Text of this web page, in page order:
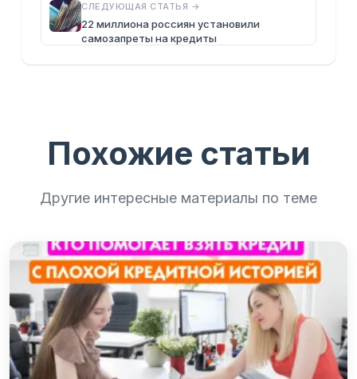
СЛЕДУЮЩАЯ СТАТЬЯ →
22 миллиона россиян установили
самозапреты на кредиты
Похожие статьи
Другие интересные материалы по теме